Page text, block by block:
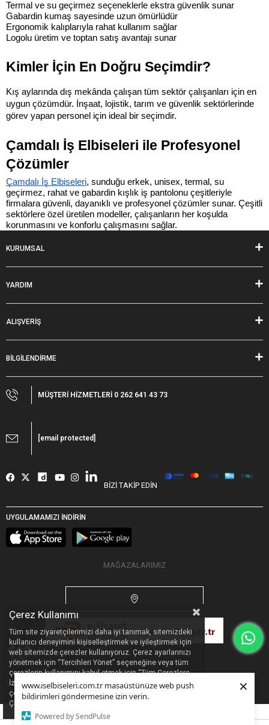
www.iselbiseleri.com.tr masaüstünüze web push
bildirimleri göndermesine izin verin.
Powered by SendPulse
×
Termal ve su geçirmez seçeneklerle ekstra güvenlik sunar
Gabardin kumaş sayesinde uzun ömürlüdür
Ergonomik kalıplarıyla rahat kullanım sağlar
Logolu üretim ve toptan satış avantajı sunar
Kimler İçin En Doğru Seçimdir?
Kış aylarında dış mekânda çalışan tüm sektör çalışanları için en
uygun çözümdür. İnşaat, lojistik, tarım ve güvenlik sektörlerinde
görev yapan personel için ideal bir seçimdir.
Çamdalı İş Elbiseleri ile Profesyonel
Çözümler
Çamdalı İş Elbiseleri, sunduğu erkek, unisex, termal, su
geçirmez, rahat ve gabardin kışlık iş pantolonu çeşitleriyle
firmalara güvenli, dayanıklı ve profesyonel çözümler sunar. Çeşitli
sektörlere özel üretilen modeller, çalışanların her koşulda
korunmasını ve konforlu çalışmasını sağlar.
KURUMSAL
YARDIM
ALIŞVERİŞ
BİLGİLENDİRME
MÜŞTERİ HİZMETLERİ 0 262 641 43 73
[email protected]
BİZİ TAKİP EDİN
UYGULAMAMIZI İNDİRİN
MAĞAZALARIMIZ
Designed by Pella Global PR Dijital Pazarlama Ajansı
Çerez Kullanımı
Tüm site ziyaretçilerimizi daha iyi tanımak, sitemizdeki
kullanıcı deneyimini kişiselleştirmek ve iyileştirmek için
web sitemizde çerezler kullanıyoruz. Çerez ayarlarınızı
yönetmek için “Tercihleri Yönet” seçeneğine veya tüm
çerezlerin kullanımını kabul etmek için “Tüm Çerezlere
İzin Ver” seçeneğine tıklayabilirsiniz. Sitemizdeki
çerezleri ve bu çerezleri hangi amaçla kullandığımızı
Çerez Politikası’ndan inceleyebilirsiniz.